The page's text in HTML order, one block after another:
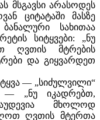
მსგავსი არასოდეს
ციტატაში მასზე
სახითაა
სიტყვები: „ნუ
ღვთის მტრების
და გიყვარდეთ
— „სიძულვილი“
„ნუ იკადრებთ,
მხოლოდ
ღვთის მტერთა